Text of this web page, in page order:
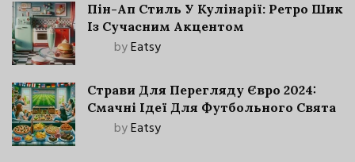
Пін-Ап Стиль У Кулінарії: Ретро Шик
Із Сучасним Акцентом
byEatsy
Страви Для Перегляду Євро 2024:
Смачні Ідеї Для Футбольного Свята
byEatsy